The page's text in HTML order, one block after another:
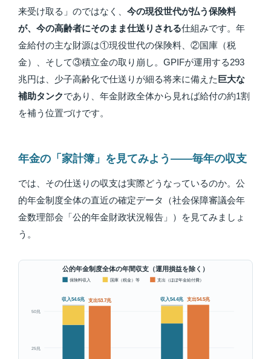
来受け取る」のではなく、 今の現役世代が払う保険料
が、今の高齢者にそのまま仕送りされる仕組みです。年
金給付の主な財源は①現役世代の保険料、②国庫（税
金）、そして③積立金の取り崩し。GPIFが運用する293
兆円は、少子高齢化で仕送りが細る将来に備えた 巨大な
補助タンクであり、年金財政全体から見れば給付の約1割
を補う位置づけです。
年金の「家計簿」を見てみよう——毎年の収支
では、その仕送りの収支は実際どうなっているのか。公
的年金制度全体の直近の確定データ（社会保障審議会年
金数理部会「公的年金財政状況報告」）を見てみましょ
う。
公的年金制度全体の年間収支（運用損益を除く）
保険料収入 国庫（税金）等 支出（ほぼ年金給付費）
25兆
50兆
収入54.6兆 支出53.7兆 収入54.4兆 支出54.5兆